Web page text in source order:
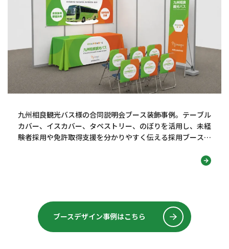
九州相良観光バス様の合同説明会ブース装飾事例。テーブル
カバー、イスカバー、タペストリー、のぼりを活用し、未経
験者採用や免許取得支援を分かりやすく伝える採用ブースデ
ブースデザイン事例はこちら